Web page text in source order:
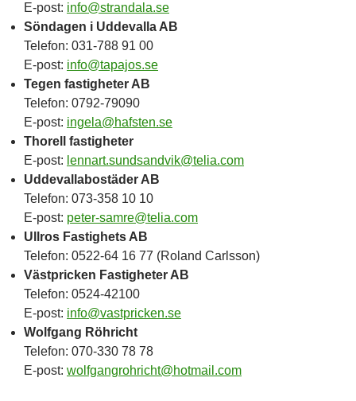
E-post: info@strandala.se
Söndagen i Uddevalla AB
Telefon: 031-788 91 00
E-post: info@tapajos.se
Tegen fastigheter AB
Telefon: 0792-79090
E-post: ingela@hafsten.se
Thorell fastigheter
E-post: lennart.sundsandvik@telia.com
Uddevallabostäder AB
Telefon: 073-358 10 10
E-post: peter-samre@telia.com
Ullros Fastighets AB
Telefon: 0522-64 16 77 (Roland Carlsson)
Västpricken Fastigheter AB
Telefon: 0524-42100
E-post: info@vastpricken.se
Wolfgang Röhricht
Telefon: 070-330 78 78
E-post: wolfgangrohricht@hotmail.com